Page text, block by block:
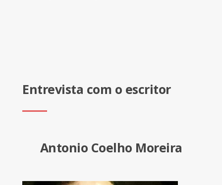
Entrevista com o escritor
Antonio Coelho Moreira